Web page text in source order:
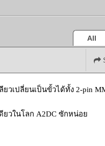
All
วเปลี่ยนเป็นขั้วได้ทั้ง 2-pin
ยวในโลก A2DC ซักหน่อย